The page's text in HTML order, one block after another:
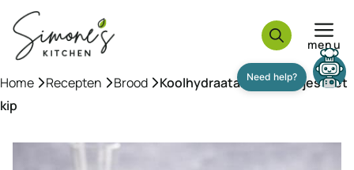
naar
inhoud
menu
Home »Recepten »Brood »Koolhydraatarme broodjes met
kip